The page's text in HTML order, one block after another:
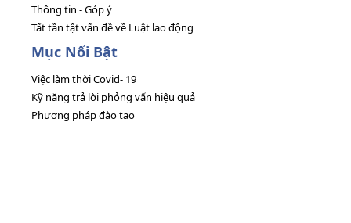
Thông tin - Góp ý
Tất tần tật vấn đề về Luật lao động
Mục Nổi Bật
Việc làm thời Covid- 19
Kỹ năng trả lời phỏng vấn hiệu quả
Phương pháp đào tạo